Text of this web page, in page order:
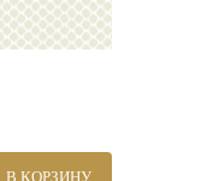
В КОРЗИНУ